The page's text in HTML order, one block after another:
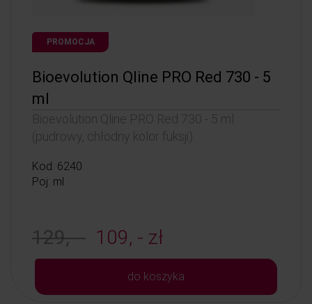
PROMOCJA
Bioevolution Qline PRO Red 730 - 5
ml
Bioevolution Qline PRO Red 730 - 5 ml
(pudrowy, chłodny kolor fuksji)
Kod: 6240
Poj: ml
129, - 109, - zł
do koszyka